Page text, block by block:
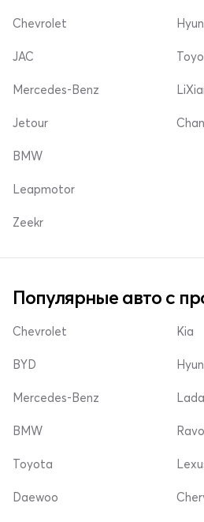
Chevrolet
JAC
Mercedes-Benz
Jetour
BMW
Leapmotor
Zeekr
Популярные авто с
Chevrolet
BYD
Mercedes-Benz
Kia
BMW
Toyota
Daewoo